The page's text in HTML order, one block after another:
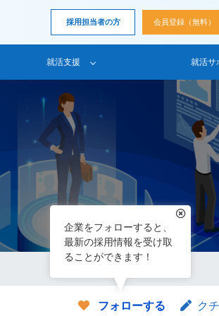
採用担当者の方
会員登録（無料）
就活支援 就活サ
フォローする
企業をフォローすると、
最新の採用情報を受け取
ることができます！
ク